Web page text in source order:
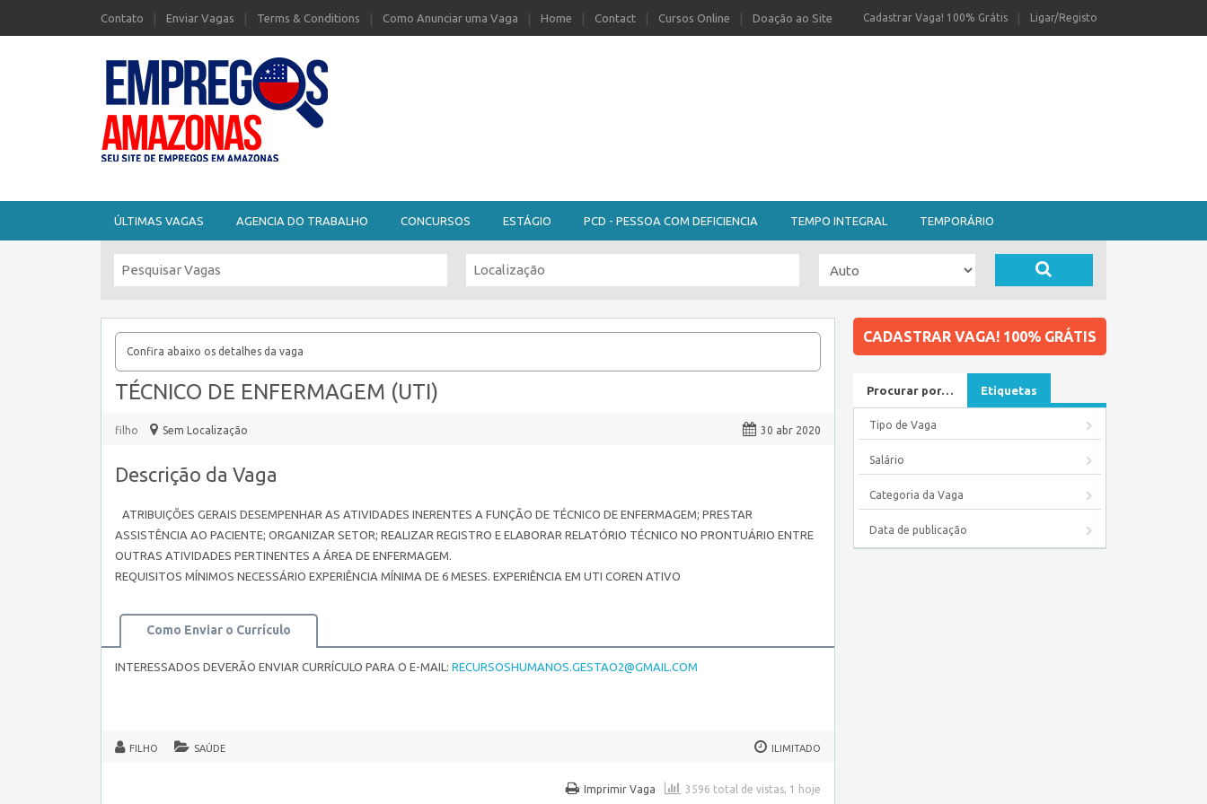
Contato Enviar Vagas Terms & Conditions Como Anunciar uma Vaga Home Contact Cursos Online Doação ao Site Ligar/Registo
Cadastrar Vaga! 100% Grátis
ÚLTIMAS VAGAS AGENCIA DO TRABALHO CONCURSOS ESTÁGIO PCD - PESSOA COM DEFICIENCIA TEMPO INTEGRAL TEMPORÁRIO
Confira abaixo os detalhes da vaga
TÉCNICO DE ENFERMAGEM (UTI)
filho Sem Localização 30 abr 2020
Descrição da Vaga
ATRIBUIÇÕES GERAIS DESEMPENHAR AS ATIVIDADES INERENTES A FUNÇÃO DE TÉCNICO DE ENFERMAGEM; PRESTAR
ASSISTÊNCIA AO PACIENTE; ORGANIZAR SETOR; REALIZAR REGISTRO E ELABORAR RELATÓRIO TÉCNICO NO PRONTUÁRIO ENTRE
OUTRAS ATIVIDADES PERTINENTES A ÁREA DE ENFERMAGEM.
REQUISITOS MÍNIMOS NECESSÁRIO EXPERIÊNCIA MÍNIMA DE 6 MESES. EXPERIÊNCIA EM UTI COREN ATIVO
Como Enviar o Currículo
INTERESSADOS DEVERÃO ENVIAR CURRÍCULO PARA O E-MAIL: RECURSOSHUMANOS.GESTAO2@GMAIL.COM
FILHO SAÚDE ILIMITADO
3596 total de vistas, 1 hoje
Imprimir Vaga
CADASTRAR VAGA! 100% GRÁTIS
Procurar por… Etiquetas
Tipo de Vaga
Salário
Categoria da Vaga
Data de publicação